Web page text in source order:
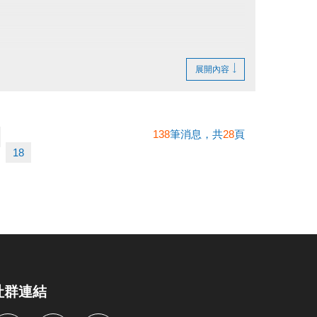
展開內容
18
138筆消息，共28頁
群連結